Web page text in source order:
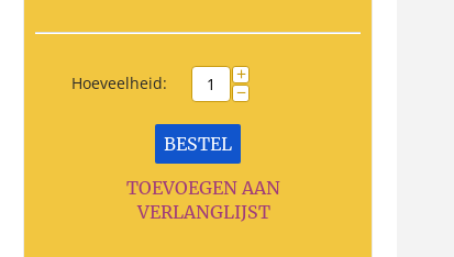
Hoeveelheid: +
−
BESTEL
TOEVOEGEN AAN
VERLANGLIJST